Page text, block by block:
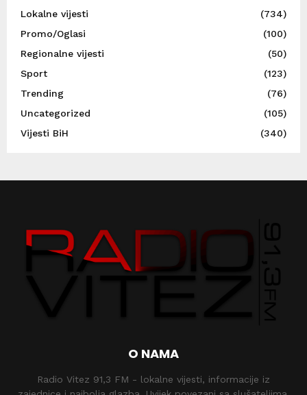
Lokalne vijesti
(734)
Promo/Oglasi
(100)
Regionalne vijesti
(50)
Sport
(123)
Trending
(76)
Uncategorized
(105)
Vijesti BiH
(340)
O NAMA
Radio Vitez 91,3 FM - lokalne vijesti, informacije iz